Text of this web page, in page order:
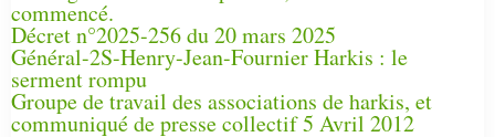
commencé.
Décret n°2025-256 du 20 mars 2025
Général-2S-Henry-Jean-Fournier Harkis : le
serment rompu
Groupe de travail des associations de harkis, et
communiqué de presse collectif 5 Avril 2012